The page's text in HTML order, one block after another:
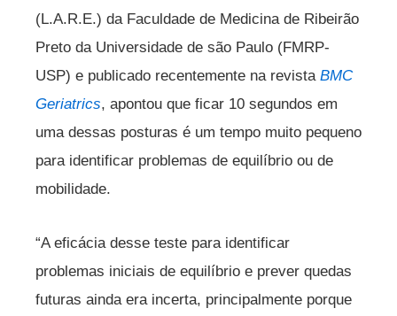
(L.A.R.E.) da Faculdade de Medicina de Ribeirão
Preto da Universidade de são Paulo (FMRP-
USP) e publicado recentemente na revista BMC
Geriatrics, apontou que ficar 10 segundos em
uma dessas posturas é um tempo muito pequeno
para identificar problemas de equilíbrio ou de
mobilidade.
“A eficácia desse teste para identificar
problemas iniciais de equilíbrio e prever quedas
futuras ainda era incerta, principalmente porque